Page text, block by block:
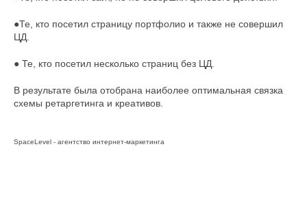
●Те, кто посетил страницу портфолио и также не совершил
ЦД.
● Те, кто посетил несколько страниц без ЦД.
В результате была отобрана наиболее оптимальная связка
схемы ретаргетинга и креативов.
SpaceLevel - агентство интернет-маркетинга